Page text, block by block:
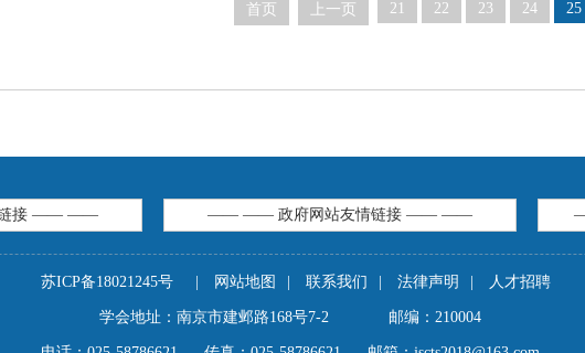
首页 上一页 21 22 23 24 25
接 —— —— —— —— 政府网站友情链接 —— ——
苏ICP备18021245号 网站地图 联系我们 法律声明 人才招聘
学会地址：南京市建邺路168号7-2 邮编：210004